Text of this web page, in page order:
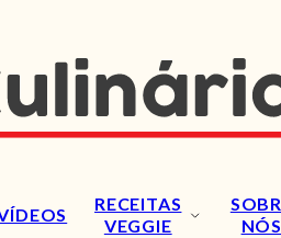
RECEITAS
VEGGIE
NÓS